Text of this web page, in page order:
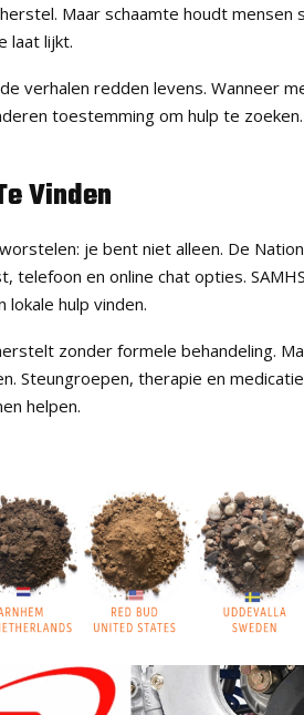
Maar schaamte houdt mensen
laat lijkt.
verhalen redden levens. Wanneer
toestemming om hulp te
Vinden
je bent niet alleen. De
telefoon en online chat opties.
hulp vinden.
zonder formele behandeling.
Steungroepen, therapie en
helpen.